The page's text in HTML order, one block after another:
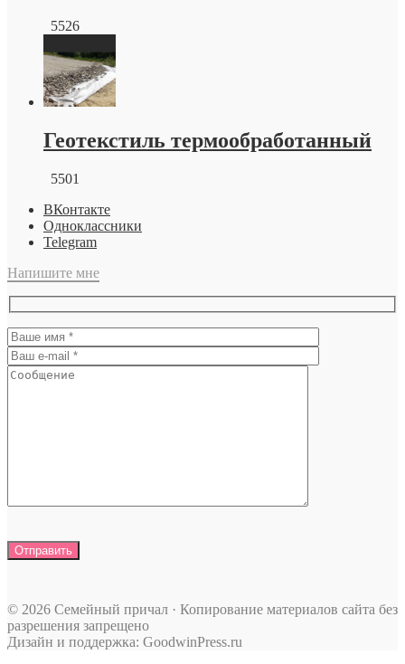
5526
Геотекстиль термообработанный
5501
ВКонтакте
Одноклассники
Telegram
Напишите мне
© 2026 Семейный причал · Копирование материалов сайта без
разрешения запрещено
Дизайн и поддержка: GoodwinPress.ru